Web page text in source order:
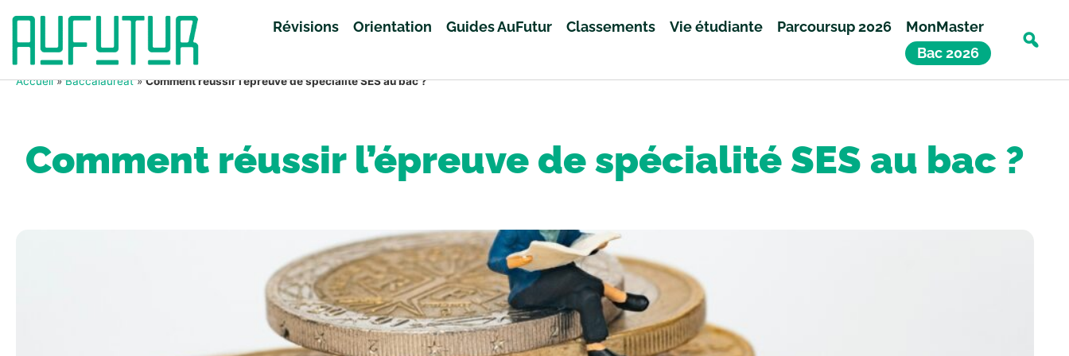
Révisions Orientation Guides AuFutur Classements Vie étudiante Parcoursup 2026
MonMaster
Bac 2026
Accueil»Baccalauréat»Comment réussir l’épreuve de spécialité SES au bac ?
Comment réussir l’épreuve de spécialité SES au bac ?